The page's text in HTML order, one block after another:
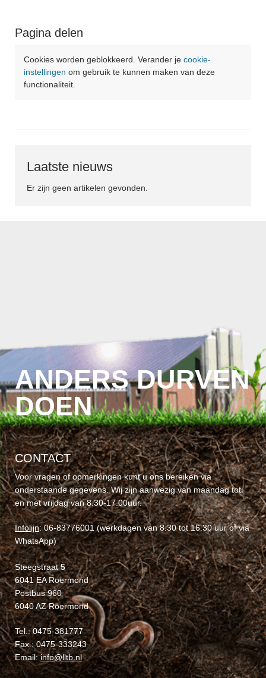
Pagina delen
Cookies worden geblokkeerd. Verander je cookie-
instellingen om gebruik te kunnen maken van deze
functionaliteit.
Laatste nieuws
Er zijn geen artikelen gevonden.
ANDERS DURVEN
DOEN
CONTACT
Voor vragen of opmerkingen kunt u ons bereiken via
onderstaande gegevens. Wij zijn aanwezig van maandag tot
en met vrijdag van 8.30-17.00uur.
Infolijn: 06-83776001 (werkdagen van 8.30 tot 16.30 uur of via
WhatsApp)
Steegstraat 5
6041 EA Roermond
Postbus 960
6040 AZ Roermond
Tel.: 0475-381777
Fax.: 0475-333243
Email:info@lltb.nl